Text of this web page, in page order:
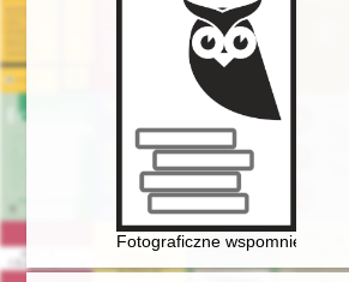
Fotograficzne wspomnienia